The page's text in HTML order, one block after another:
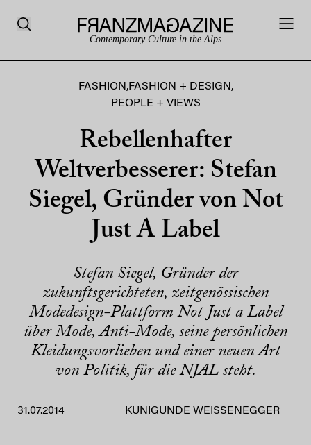
Contemporary Culture in the Alps
FASHION ,FASHION + DESIGN ,
PEOPLE + VIEWS
Rebellenhafter
Weltverbesserer: Stefan
Siegel, Gründer von Not
Just A Label
Stefan Siegel, Gründer der
zukunftsgerichteten, zeitgenössischen
Modedesign-Plattform Not Just a Label
über Mode, Anti-Mode, seine persönlichen
Kleidungsvorlieben und einer neuen Art
von Politik, für die NJAL steht.
31.07.2014 KUNIGUNDE WEISSENEGGER